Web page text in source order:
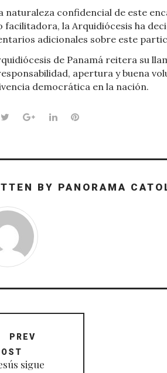
naturaleza confidencial de este
facilitadora, la Arquidiócesis ha
adicionales sobre este
de Panamá reitera su
apertura y buena
democrática en la nación.
TwitterGoogle+LinkedInPinterest
BY PANORAMA
PREV
sigue